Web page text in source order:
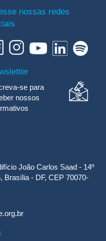
nossas redes
se para
nossos
João Carlos Saad - 14º
Brasília - DF, CEP 70070-